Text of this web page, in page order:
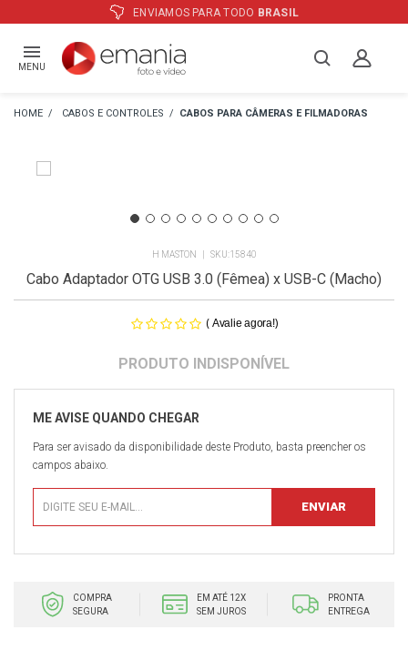
ATÉ12XE PREÇO ESPECIALNO BOLETO
MENU
CABOS E CONTROLES CABOS PARA CÂMERAS E FILMADORAS
H MASTON 15840
Cabo Adaptador OTG USB 3.0 (Fêmea) x USB-C (Macho)
( Avalie agora!)
Para ser avisado da disponibilidade deste Produto, basta preencher os
campos abaixo.
COMPRA
SEGURA
EM ATÉ 12X
SEM JUROS
PRONTA
ENTREGA